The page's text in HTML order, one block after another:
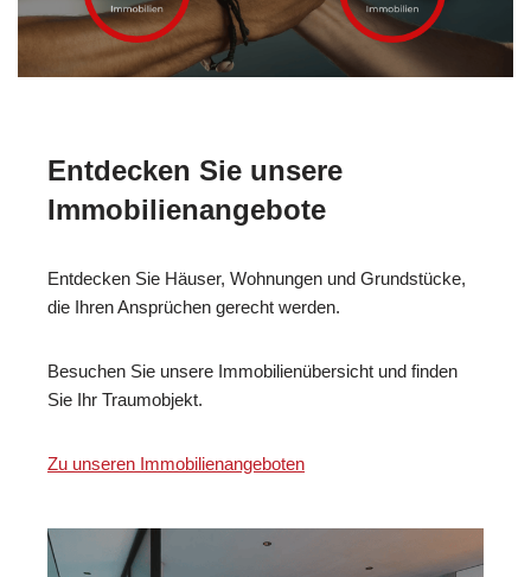
Entdecken Sie unsere
Immobilienangebote
Entdecken Sie Häuser, Wohnungen und Grundstücke,
die Ihren Ansprüchen gerecht werden.
Besuchen Sie unsere Immobilienübersicht und finden
Sie Ihr Traumobjekt.
Zu unseren Immobilienangeboten